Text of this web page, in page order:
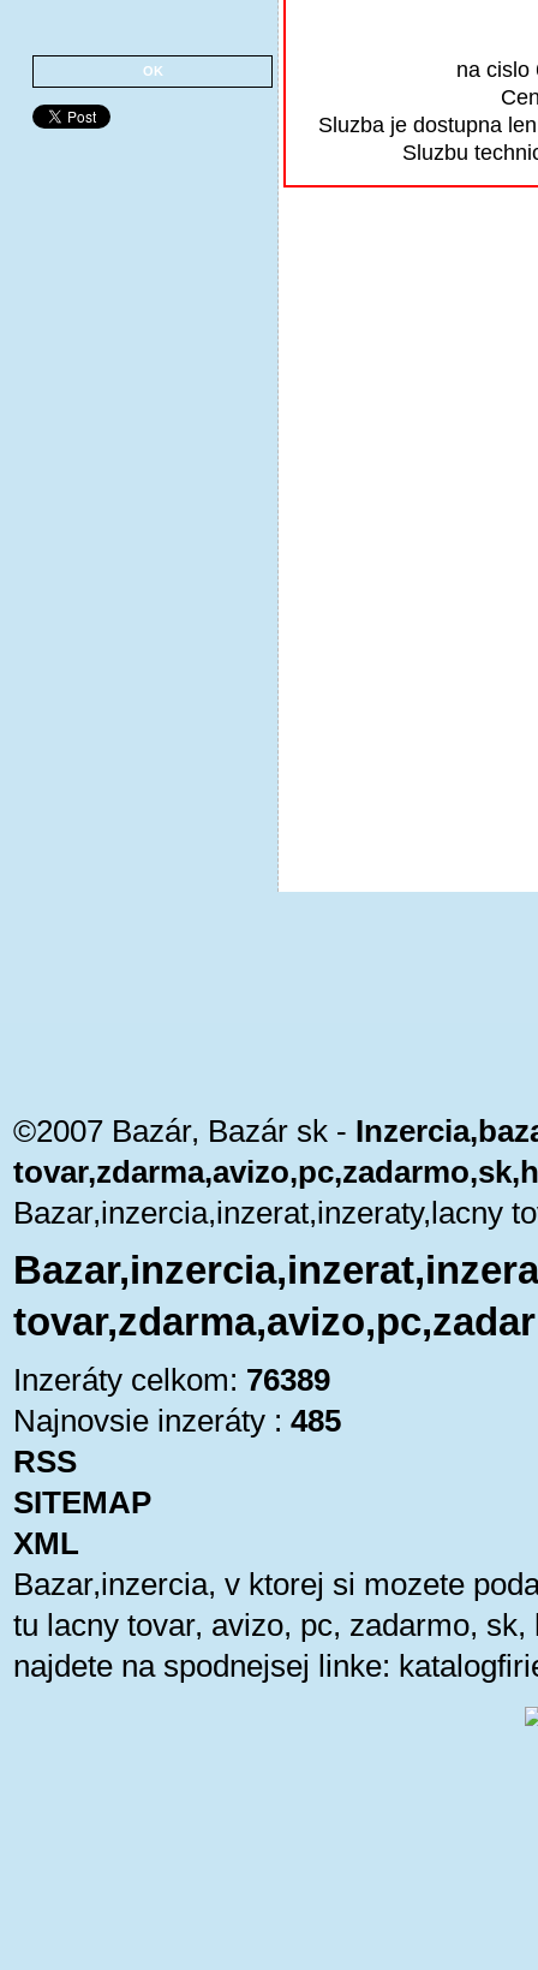
OK
na cislo
Sluzba je dostupna
Sluzbu
©2007 Bazár, Bazár sk -
Bazar,inzercia,inzerat,inzeraty,lacny
Inzeráty celkom: 76389
Najnovsie inzeráty : 485
RSS
SITEMAP
XML
Bazar,inzercia, v ktorej si mozete
tu lacny tovar, avizo, pc, zadarmo,
najdete na spodnejsej linke: